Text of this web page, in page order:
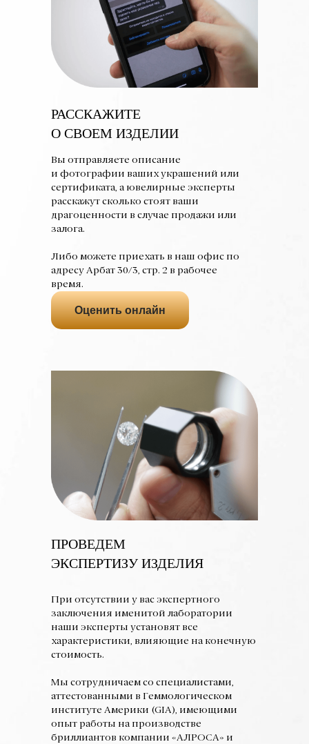
Вы отправляете описание
и фотографии ваших украшений или
сертификата, а ювелирные эксперты
расскажут сколько стоят ваши
драгоценности в случае продажи или
залога.
Либо можете приехать в наш офис по
адресу Арбат 30/3, стр. 2 в рабочее
время.
При отсутствии у вас экспертного
заключения именитой лаборатории
наши эксперты установят все
характеристики, влияющие на конечную
стоимость.
Мы сотрудничаем со специалистами,
аттестованными в Геммологическом
институте Америки (GIA), имеющими
опыт работы на производстве
бриллиантов компании «АЛРОСА» и
РАССКАЖИТЕ
О СВОЕМ ИЗДЕЛИИ
ПРОВЕДЕМ
ЭКСПЕРТИЗУ ИЗДЕЛИЯ
Оценить онлайн